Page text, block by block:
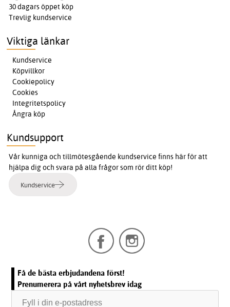
30 dagars öppet köp
Trevlig kundservice
Viktiga länkar
Kundservice
Köpvillkor
Cookiepolicy
Cookies
Integritetspolicy
Ångra köp
Kundsupport
Vår kunniga och tillmötesgående kundservice finns här för att
hjälpa dig och svara på alla frågor som rör ditt köp!
Kundservice
Få de bästa erbjudandena först!
Prenumerera på vårt nyhetsbrev idag